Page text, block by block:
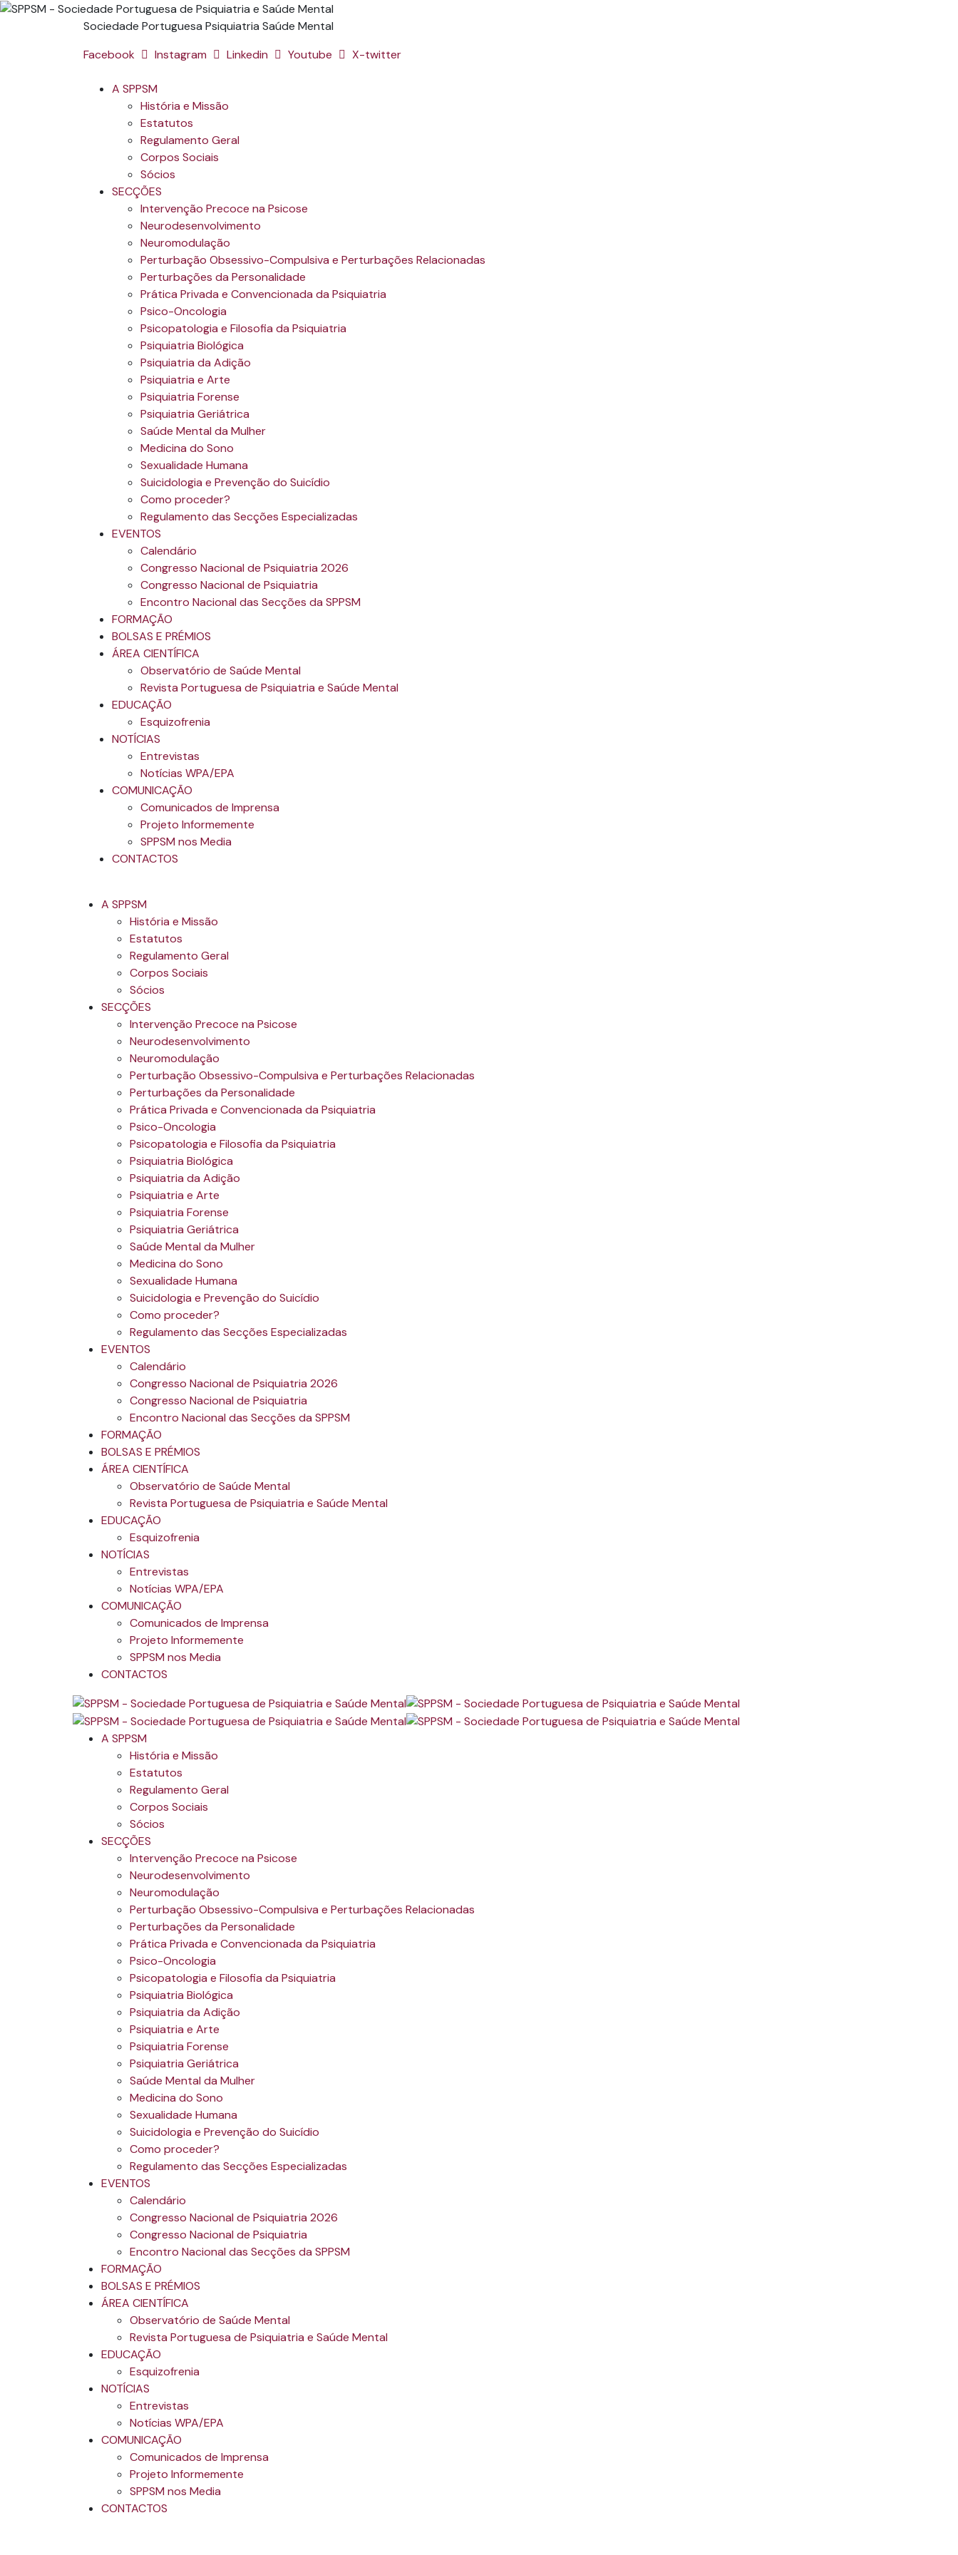
Sociedade Portuguesa Psiquiatria Saúde Mental
Facebook
Instagram Linkedin Youtube X-twitter
A SPPSM
História e Missão
Estatutos
Regulamento Geral
Corpos Sociais
Sócios
SECÇÕES
Intervenção Precoce na Psicose
Neurodesenvolvimento
Neuromodulação
Perturbação Obsessivo-Compulsiva e Perturbações Relacionadas
Perturbações da Personalidade
Prática Privada e Convencionada da Psiquiatria
Psico-Oncologia
Psicopatologia e Filosofia da Psiquiatria
Psiquiatria Biológica
Psiquiatria da Adição
Psiquiatria e Arte
Psiquiatria Forense
Psiquiatria Geriátrica
Saúde Mental da Mulher
Medicina do Sono
Sexualidade Humana
Suicidologia e Prevenção do Suicídio
Como proceder?
Regulamento das Secções Especializadas
EVENTOS
Calendário
Congresso Nacional de Psiquiatria 2026
Congresso Nacional de Psiquiatria
Encontro Nacional das Secções da SPPSM
FORMAÇÃO
BOLSAS E PRÉMIOS
ÁREA CIENTÍFICA
Observatório de Saúde Mental
Revista Portuguesa de Psiquiatria e Saúde Mental
EDUCAÇÃO
Esquizofrenia
NOTÍCIAS
Entrevistas
Notícias WPA/EPA
COMUNICAÇÃO
Comunicados de Imprensa
Projeto Informemente
SPPSM nos Media
CONTACTOS
A SPPSM
História e Missão
Estatutos
Regulamento Geral
Corpos Sociais
Sócios
SECÇÕES
Intervenção Precoce na Psicose
Neurodesenvolvimento
Neuromodulação
Perturbação Obsessivo-Compulsiva e Perturbações Relacionadas
Perturbações da Personalidade
Prática Privada e Convencionada da Psiquiatria
Psico-Oncologia
Psicopatologia e Filosofia da Psiquiatria
Psiquiatria Biológica
Psiquiatria da Adição
Psiquiatria e Arte
Psiquiatria Forense
Psiquiatria Geriátrica
Saúde Mental da Mulher
Medicina do Sono
Sexualidade Humana
Suicidologia e Prevenção do Suicídio
Como proceder?
Regulamento das Secções Especializadas
EVENTOS
Calendário
Congresso Nacional de Psiquiatria 2026
Congresso Nacional de Psiquiatria
Encontro Nacional das Secções da SPPSM
FORMAÇÃO
BOLSAS E PRÉMIOS
ÁREA CIENTÍFICA
Observatório de Saúde Mental
Revista Portuguesa de Psiquiatria e Saúde Mental
EDUCAÇÃO
Esquizofrenia
NOTÍCIAS
Entrevistas
Notícias WPA/EPA
COMUNICAÇÃO
Comunicados de Imprensa
Projeto Informemente
SPPSM nos Media
CONTACTOS
A SPPSM
História e Missão
Estatutos
Regulamento Geral
Corpos Sociais
Sócios
SECÇÕES
Intervenção Precoce na Psicose
Neurodesenvolvimento
Neuromodulação
Perturbação Obsessivo-Compulsiva e Perturbações Relacionadas
Perturbações da Personalidade
Prática Privada e Convencionada da Psiquiatria
Psico-Oncologia
Psicopatologia e Filosofia da Psiquiatria
Psiquiatria Biológica
Psiquiatria da Adição
Psiquiatria e Arte
Psiquiatria Forense
Psiquiatria Geriátrica
Saúde Mental da Mulher
Medicina do Sono
Sexualidade Humana
Suicidologia e Prevenção do Suicídio
Como proceder?
Regulamento das Secções Especializadas
EVENTOS
Calendário
Congresso Nacional de Psiquiatria 2026
Congresso Nacional de Psiquiatria
Encontro Nacional das Secções da SPPSM
FORMAÇÃO
BOLSAS E PRÉMIOS
ÁREA CIENTÍFICA
Observatório de Saúde Mental
Revista Portuguesa de Psiquiatria e Saúde Mental
EDUCAÇÃO
Esquizofrenia
NOTÍCIAS
Entrevistas
Notícias WPA/EPA
COMUNICAÇÃO
Comunicados de Imprensa
Projeto Informemente
SPPSM nos Media
CONTACTOS